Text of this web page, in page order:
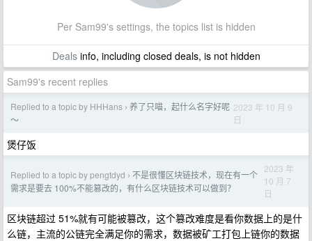
Per Sam99's settings, the topics list is hidden
Dealsinfo, including closed deals, is not hidden
Sam99's recent replies
Replied to a topic by HHHans › 养了只喵，起什么名字好呢
～
2023 年 10 月 9
日
煲仔饭
Replied to a topic by pengtdyd › 不是很懂区块链技术，现在有一个
需求是要去 100%不能篡改的，有什么区块链技术可以做到？
2023 年
10 月 7
日
区块链超过 51%就有可能被篡改，这个篡改难度是看你数据上的是什
么链，主流的公链完全满足你的需求，数据被矿工打包上链你的数据